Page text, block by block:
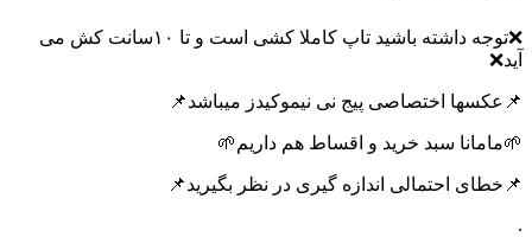
❌توجه داشته باشید تاپ کاملا کشی است و تا ۱۰سانت کش می
آید❌
📌عکسها اختصاصی پیج نی نیموکیدز میباشد📌
🌱مامانا سبد خرید و اقساط هم داریم🌱
📌خطای احتمالی اندازه گیری در نظر بگیرید📌
.